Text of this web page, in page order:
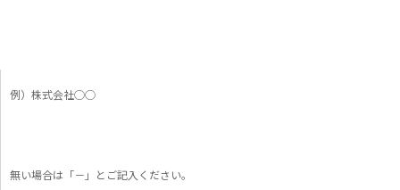
例）株式会社◯◯
無い場合は「－」とご記入ください。